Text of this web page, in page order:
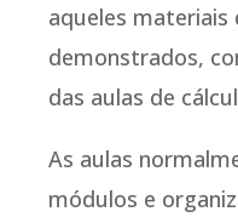
aqueles materiais
demonstrados,
das aulas de
As aulas
módulos e